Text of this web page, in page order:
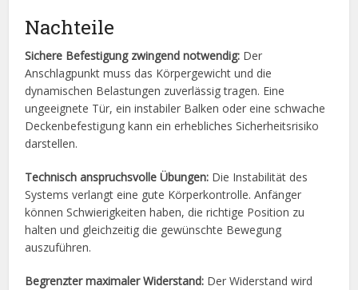
Nachteile
Sichere Befestigung zwingend notwendig: Der
Anschlagpunkt muss das Körpergewicht und die
dynamischen Belastungen zuverlässig tragen. Eine
ungeeignete Tür, ein instabiler Balken oder eine schwache
Deckenbefestigung kann ein erhebliches Sicherheitsrisiko
darstellen.
Technisch anspruchsvolle Übungen: Die Instabilität des
Systems verlangt eine gute Körperkontrolle. Anfänger
können Schwierigkeiten haben, die richtige Position zu
halten und gleichzeitig die gewünschte Bewegung
auszuführen.
Begrenzter maximaler Widerstand: Der Widerstand wird